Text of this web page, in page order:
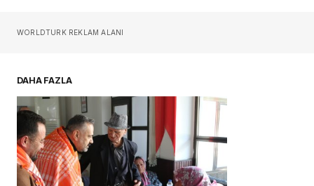
Sizin adınız*
Daha sonraki yorumlarımda kullanılması için
adım, e-posta adresim ve site adresim bu
tarayıcıya kaydedilsin.
WORLDTURK REKLAM ALANI
DAHA FAZLA